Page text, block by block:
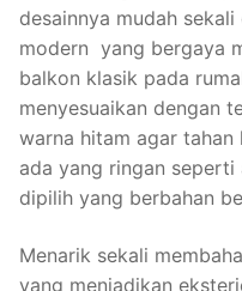
desainnya mudah
modern yang bergaya
balkon klasik pada
menyesuaikan dengan
warna hitam agar tahan
ada yang ringan seperti
dipilih yang berbahan
Menarik sekali
yang menjadikan